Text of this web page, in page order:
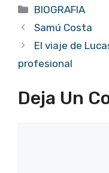
Categorías
BIOGRAFIA
Samú Costa
El viaje de
profesional
Deja Un